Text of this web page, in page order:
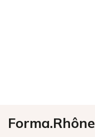
Forma.Rhône